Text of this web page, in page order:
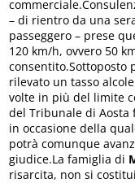
– di rientro da una
passeggero – prese
120 km/h, ovvero 50
consentito.Sottoposto
rilevato un tasso
volte in più del limite
del Tribunale di Aosta
in occasione della
potrà comunque
giudice.La famiglia di
risarcita, non si